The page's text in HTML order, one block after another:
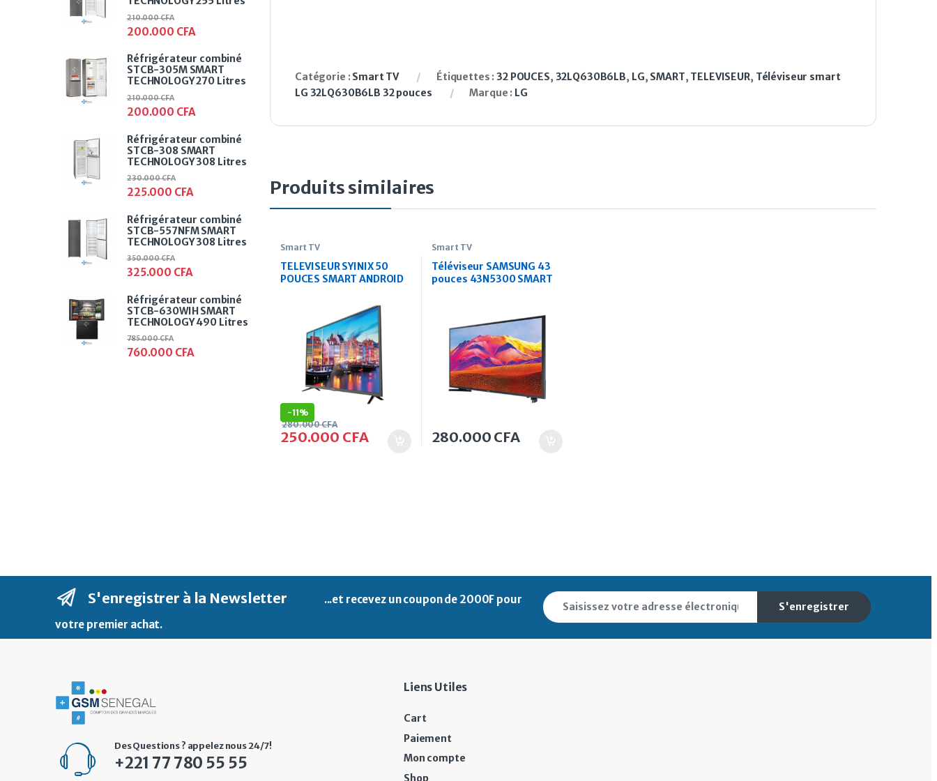
Catégorie :Smart TV Étiquettes :32 POUCES, 32LQ630B6LB, LG, SMART, TELEVISEUR, Téléviseur smart
LG 32LQ630B6LB 32 pouces
Marque : LG
Produits similaires
Smart TV
TELEVISEUR SYINIX 50
POUCES SMART ANDROID
-11%
250.000 CFA
280.000CFA
Smart TV
Téléviseur SAMSUNG 43
pouces 43N5300 SMART
280.000 CFA
200.000 CFA
210.000CFA
Réfrigérateur combiné
STCB-305M SMART
TECHNOLOGY 270 Litres
200.000 CFA
210.000CFA
Réfrigérateur combiné
STCB-308 SMART
TECHNOLOGY 308 Litres
225.000 CFA
230.000CFA
Réfrigérateur combiné
STCB-557NFM SMART
TECHNOLOGY 308 Litres
325.000 CFA
350.000CFA
Réfrigérateur combiné
STCB-630WIH SMART
TECHNOLOGY 490 Litres
760.000 CFA
785.000CFA
S'enregistrer à la Newsletter ...et recevez uncoupon de 2000F pour
votre premier achat.
S'enregistrer
Des Questions ? appelez nous 24/7!
+221 77 780 55 55
Liens Utiles
Cart
Paiement
Mon compte
Shop